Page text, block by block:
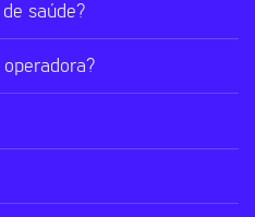
saúde?